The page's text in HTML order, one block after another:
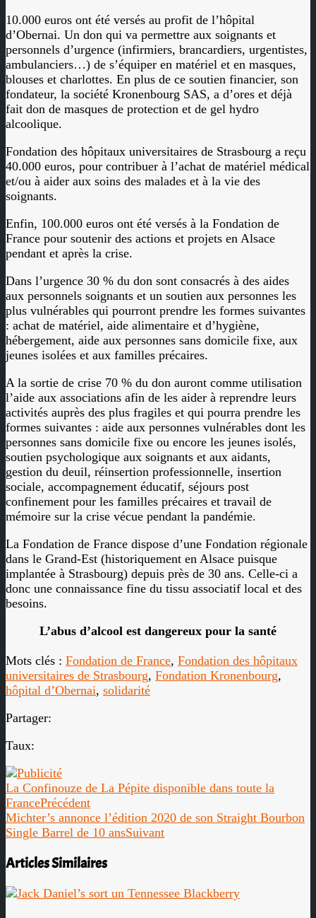
10.000 euros ont été versés au profit de l’hôpital
d’Obernai. Un don qui va permettre aux soignants et
personnels d’urgence (infirmiers, brancardiers, urgentistes,
ambulanciers…) de s’équiper en matériel et en masques,
blouses et charlottes. En plus de ce soutien financier, son
fondateur, la société Kronenbourg SAS, a d’ores et déjà
fait don de masques de protection et de gel hydro
alcoolique.
Fondation des hôpitaux universitaires de Strasbourg a reçu
40.000 euros, pour contribuer à l’achat de matériel médical
et/ou à aider aux soins des malades et à la vie des
soignants.
Enfin, 100.000 euros ont été versés à la Fondation de
France pour soutenir des actions et projets en Alsace
pendant et après la crise.
Dans l’urgence 30 % du don sont consacrés à des aides
aux personnels soignants et un soutien aux personnes les
plus vulnérables qui pourront prendre les formes suivantes
: achat de matériel, aide alimentaire et d’hygiène,
hébergement, aide aux personnes sans domicile fixe, aux
jeunes isolées et aux familles précaires.
A la sortie de crise 70 % du don auront comme utilisation
l’aide aux associations afin de les aider à reprendre leurs
activités auprès des plus fragiles et qui pourra prendre les
formes suivantes : aide aux personnes vulnérables dont les
personnes sans domicile fixe ou encore les jeunes isolés,
soutien psychologique aux soignants et aux aidants,
gestion du deuil, réinsertion professionnelle, insertion
sociale, accompagnement éducatif, séjours post
confinement pour les familles précaires et travail de
mémoire sur la crise vécue pendant la pandémie.
La Fondation de France dispose d’une Fondation régionale
dans le Grand-Est (historiquement en Alsace puisque
implantée à Strasbourg) depuis près de 30 ans. Celle-ci a
donc une connaissance fine du tissu associatif local et des
besoins.
L’abus d’alcool est dangereux pour la santé
Mots clés : Fondation de France, Fondation des hôpitaux
universitaires de Strasbourg, Fondation Kronenbourg,
hôpital d’Obernai, solidarité
Partager:
Taux:
La Confinouze de La Pépite disponible dans toute la
FrancePrécédent
Michter’s annonce l’édition 2020 de son Straight Bourbon
Single Barrel de 10 ansSuivant
Articles Similaires